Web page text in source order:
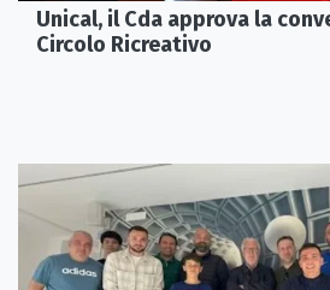
Unical, il Cda approva la
Circolo Ricreativo